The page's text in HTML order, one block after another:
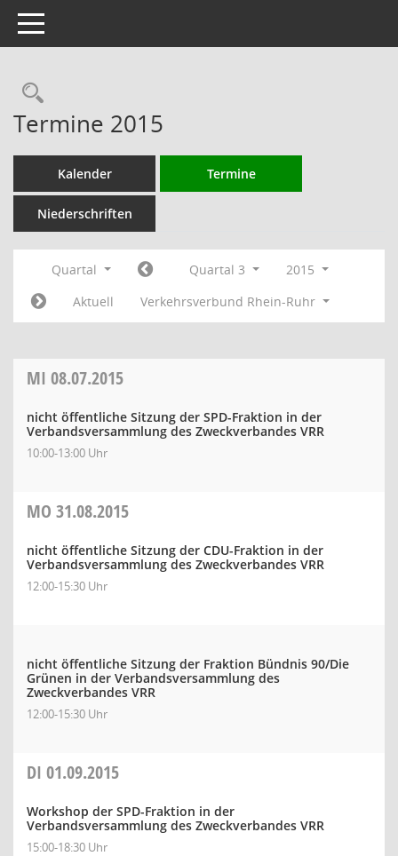
Toggle navigation
Rechercheauswahl
Termine 2015
Kalender Termine
Niederschriften
Quartal Quartal 3
2015
Aktuell
Verkehrsverbund Rhein-Ruhr
MI 08.07.2015
nicht öffentliche Sitzung der SPD-Fraktion in der
Verbandsversammlung des Zweckverbandes VRR
10:00-13:00 Uhr
MO 31.08.2015
nicht öffentliche Sitzung der CDU-Fraktion in der
Verbandsversammlung des Zweckverbandes VRR
12:00-15:30 Uhr
nicht öffentliche Sitzung der Fraktion Bündnis 90/Die
Grünen in der Verbandsversammlung des
Zweckverbandes VRR
12:00-15:30 Uhr
DI 01.09.2015
Workshop der SPD-Fraktion in der
Verbandsversammlung des Zweckverbandes VRR
15:00-18:30 Uhr